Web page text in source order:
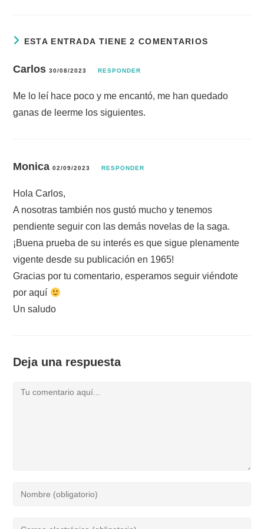
ESTA ENTRADA TIENE 2 COMENTARIOS
Carlos30/08/2023 RESPONDER
Me lo leí hace poco y me encantó, me han quedado
ganas de leerme los siguientes.
Monica 02/09/2023 RESPONDER
Hola Carlos,
A nosotras también nos gustó mucho y tenemos
pendiente seguir con las demás novelas de la saga.
¡Buena prueba de su interés es que sigue plenamente
vigente desde su publicación en 1965!
Gracias por tu comentario, esperamos seguir viéndote
por aquí
Un saludo
Deja una respuesta
Comentario